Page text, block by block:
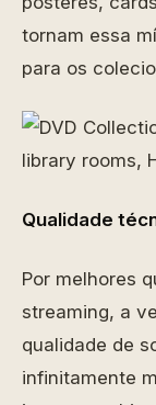
tornam essa
para os
Qualidade
Por melhores
streaming, a
qualidade de
infinitamente